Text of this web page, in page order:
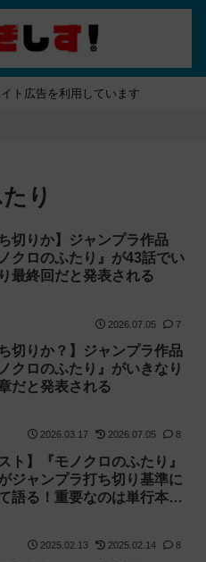
ト広告を利用しています
り
ち切りか】ジャンプラ作品
ノクロのふたり』が43話でい
最終回だと発表される
2026.07.05 7
ち切りか？】ジャンプラ作品
ノクロのふたり』がいきなり
だと発表される
2026.03.17 2026.07.05 8
スト】『モノクロのふたり』
ジャンプラ打ち切り基準に
語る！重要なのは単行本
2025.02.13 2025.02.14 8